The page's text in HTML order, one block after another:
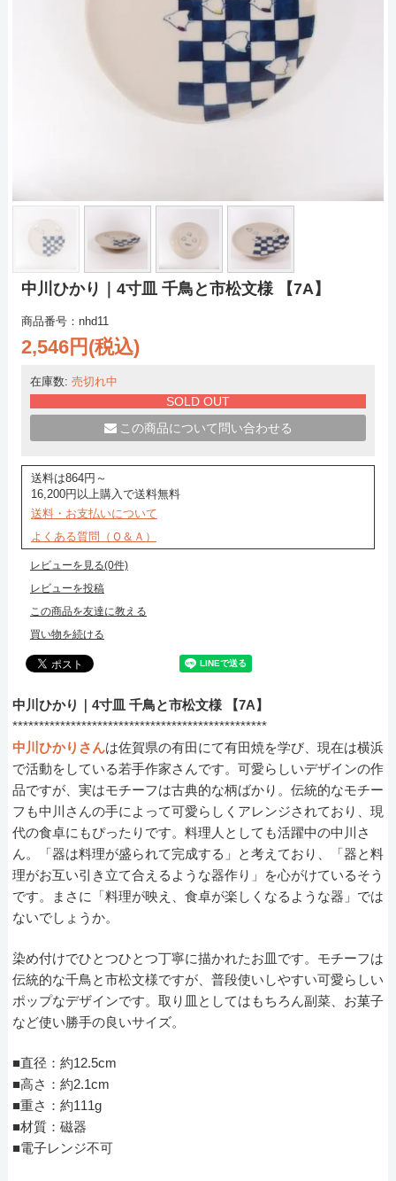
中川ひかり｜4寸皿 千鳥と市松文様 【7A】
商品番号：nhd11
2,546円(税込)
在庫数: 売切れ中
SOLD OUT
この商品について問い合わせる
送料は864円～
16,200円以上購入で送料無料
送料・お支払いについて
よくある質問（Ｑ＆Ａ）
レビューを見る(0件)
レビューを投稿
この商品を友達に教える
買い物を続ける
中川ひかり｜4寸皿 千鳥と市松文様 【7A】
************************************************
中川ひかりさんは佐賀県の有田にて有田焼を学び、現在は横浜
で活動をしている若手作家さんです。可愛らしいデザインの作
品ですが、実はモチーフは古典的な柄ばかり。伝統的なモチー
フも中川さんの手によって可愛らしくアレンジされており、現
代の食卓にもぴったりです。料理人としても活躍中の中川さ
ん。「器は料理が盛られて完成する」と考えており、「器と料
理がお互い引き立て合えるような器作り」を心がけているそう
です。まさに「料理が映え、食卓が楽しくなるような器」では
ないでしょうか。
染め付けでひとつひとつ丁寧に描かれたお皿です。モチーフは
伝統的な千鳥と市松文様ですが、普段使いしやすい可愛らしい
ポップなデザインです。取り皿としてはもちろん副菜、お菓子
など使い勝手の良いサイズ。
■直径：約12.5cm
■高さ：約2.1cm
■重さ：約111g
■材質：磁器
■電子レンジ不可